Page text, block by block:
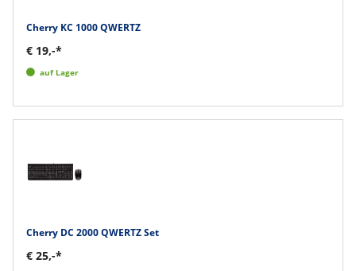
Cherry KC 1000 QWERTZ
€ 19,-*
auf Lager
Cherry DC 2000 QWERTZ Set
€ 25,-*